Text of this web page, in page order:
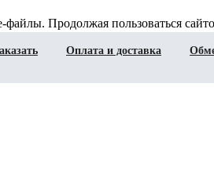
Продолжая пользоваться
Оплата и доставка